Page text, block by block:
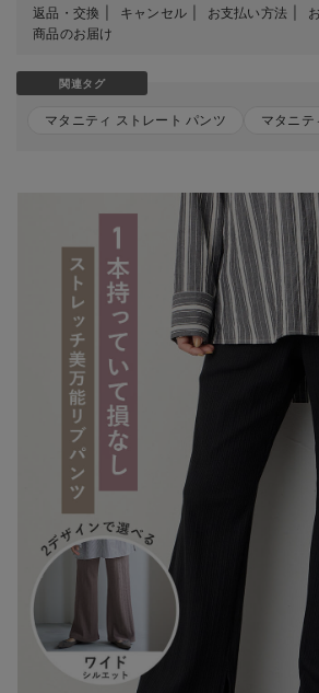
返品・交換 キャンセル お支払い方法
商品のお届け
関連タグ
マタニティ ストレート パンツ マタニテ